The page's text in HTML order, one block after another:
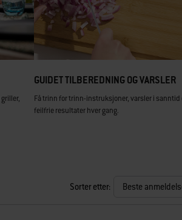
GUIDET TILBEREDNING OG VARSLER
Få trinn for trinn-instruksjoner, varsler i
feilfrie resultater hver gang.
Sorter etter: